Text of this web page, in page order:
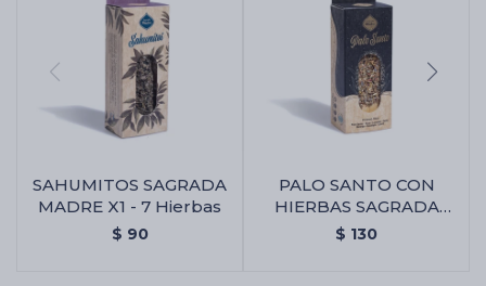
SAHUMITOS SAGRADA
MADRE X1 - 7 Hierbas
$ 90
PALO SANTO CON
HIERBAS SAGRADA
MADRE X1 - Palo Santo
$ 130